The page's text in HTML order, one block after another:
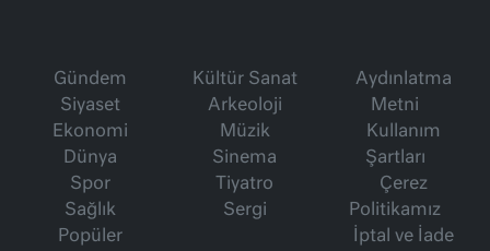
Gündem
Siyaset
Ekonomi
Dünya
Spor
Sağlık
Popüler
Kültür Sanat
Arkeoloji
Müzik
Sinema
Tiyatro
Sergi
Aydınlatma
Metni
Kullanım
Şartları
Çerez
Politikamız
İptal ve İade